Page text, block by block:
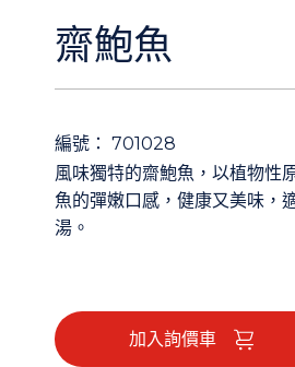
齋鮑魚
編號： 701028
風味獨特的齋鮑魚，以植物性
魚的彈嫩口感，健康又美味，
湯。
加入詢價車